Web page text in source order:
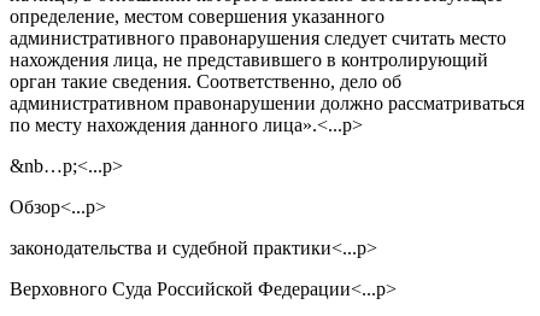
определение, местом совершения указанного
административного правонарушения следует считать место
нахождения лица, не представившего в контролирующий
орган такие сведения. Соответственно, дело об
административном правонарушении должно рассматриваться
по месту нахождения данного лица».<...p>
&nb…p;<...p>
Обзор<...p>
законодательства и судебной практики<...p>
Верховного Суда Российской Федерации<...p>